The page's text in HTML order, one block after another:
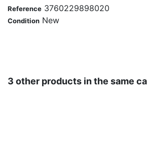
Reference 3760229898020
Condition New
3 other products in the same